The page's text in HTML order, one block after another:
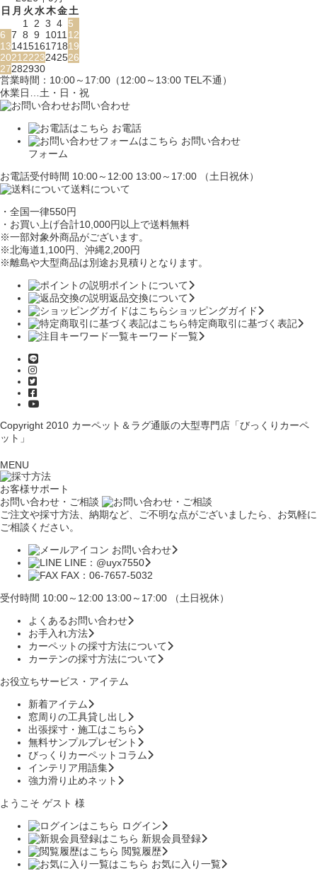
日 月 火水木金土
1 2 3 4 5
6 7 8 9 101112
13141516171819
20212223242526
27282930
営業時間：10:00～17:00（12:00～13:00 TEL不通）
休業日…土・日・祝
お問い合わせ
お電話
お問い合わせ
フォーム
お電話受付時間 10:00～12:00 13:00～17:00 （土日祝休）
送料について
・全国一律550円
・お買い上げ合計10,000円 以上で送料無料
※一部対象外商品がございます。
※北海道1,100円、沖縄2,200円
※離島や大型商品は別途お見積りとなります。
ポイントについて
返品交換について
ショッピングガイド
特定商取引に基づく表記
キーワード一覧
Copyright 2010 カーペット＆ラグ通販の大型専門店「びっくりカーペ
ット」
MENU
お客様サポート
お問い合わせ・ご相談
ご注文や採寸方法、納期など、ご不明な点がございましたら、お気軽に
ご相談ください。
お問い合わせ
LINE：@uyx7550
FAX：06-7657-5032
受付時間 10:00～12:00 13:00～17:00 （土日祝休）
よくあるお問い合わせ
お手入れ方法
カーペットの採寸方法について
カーテンの採寸方法について
お役立ちサービス・アイテム
新着アイテム
窓周りの工具貸し出し
出張採寸・施工はこちら
無料サンプルプレゼント
びっくりカーペットコラム
インテリア用語集
強力滑り止めネット
ようこそ ゲスト 様
ログイン
新規会員登録
閲覧履歴
お気に入り一覧